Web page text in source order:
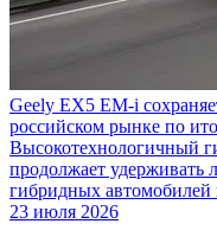
Geely EX5 EM-i
российском рынке по
Высокотехнологичный
продолжает удерживать
гибридных автомобилей
23 июля 2026